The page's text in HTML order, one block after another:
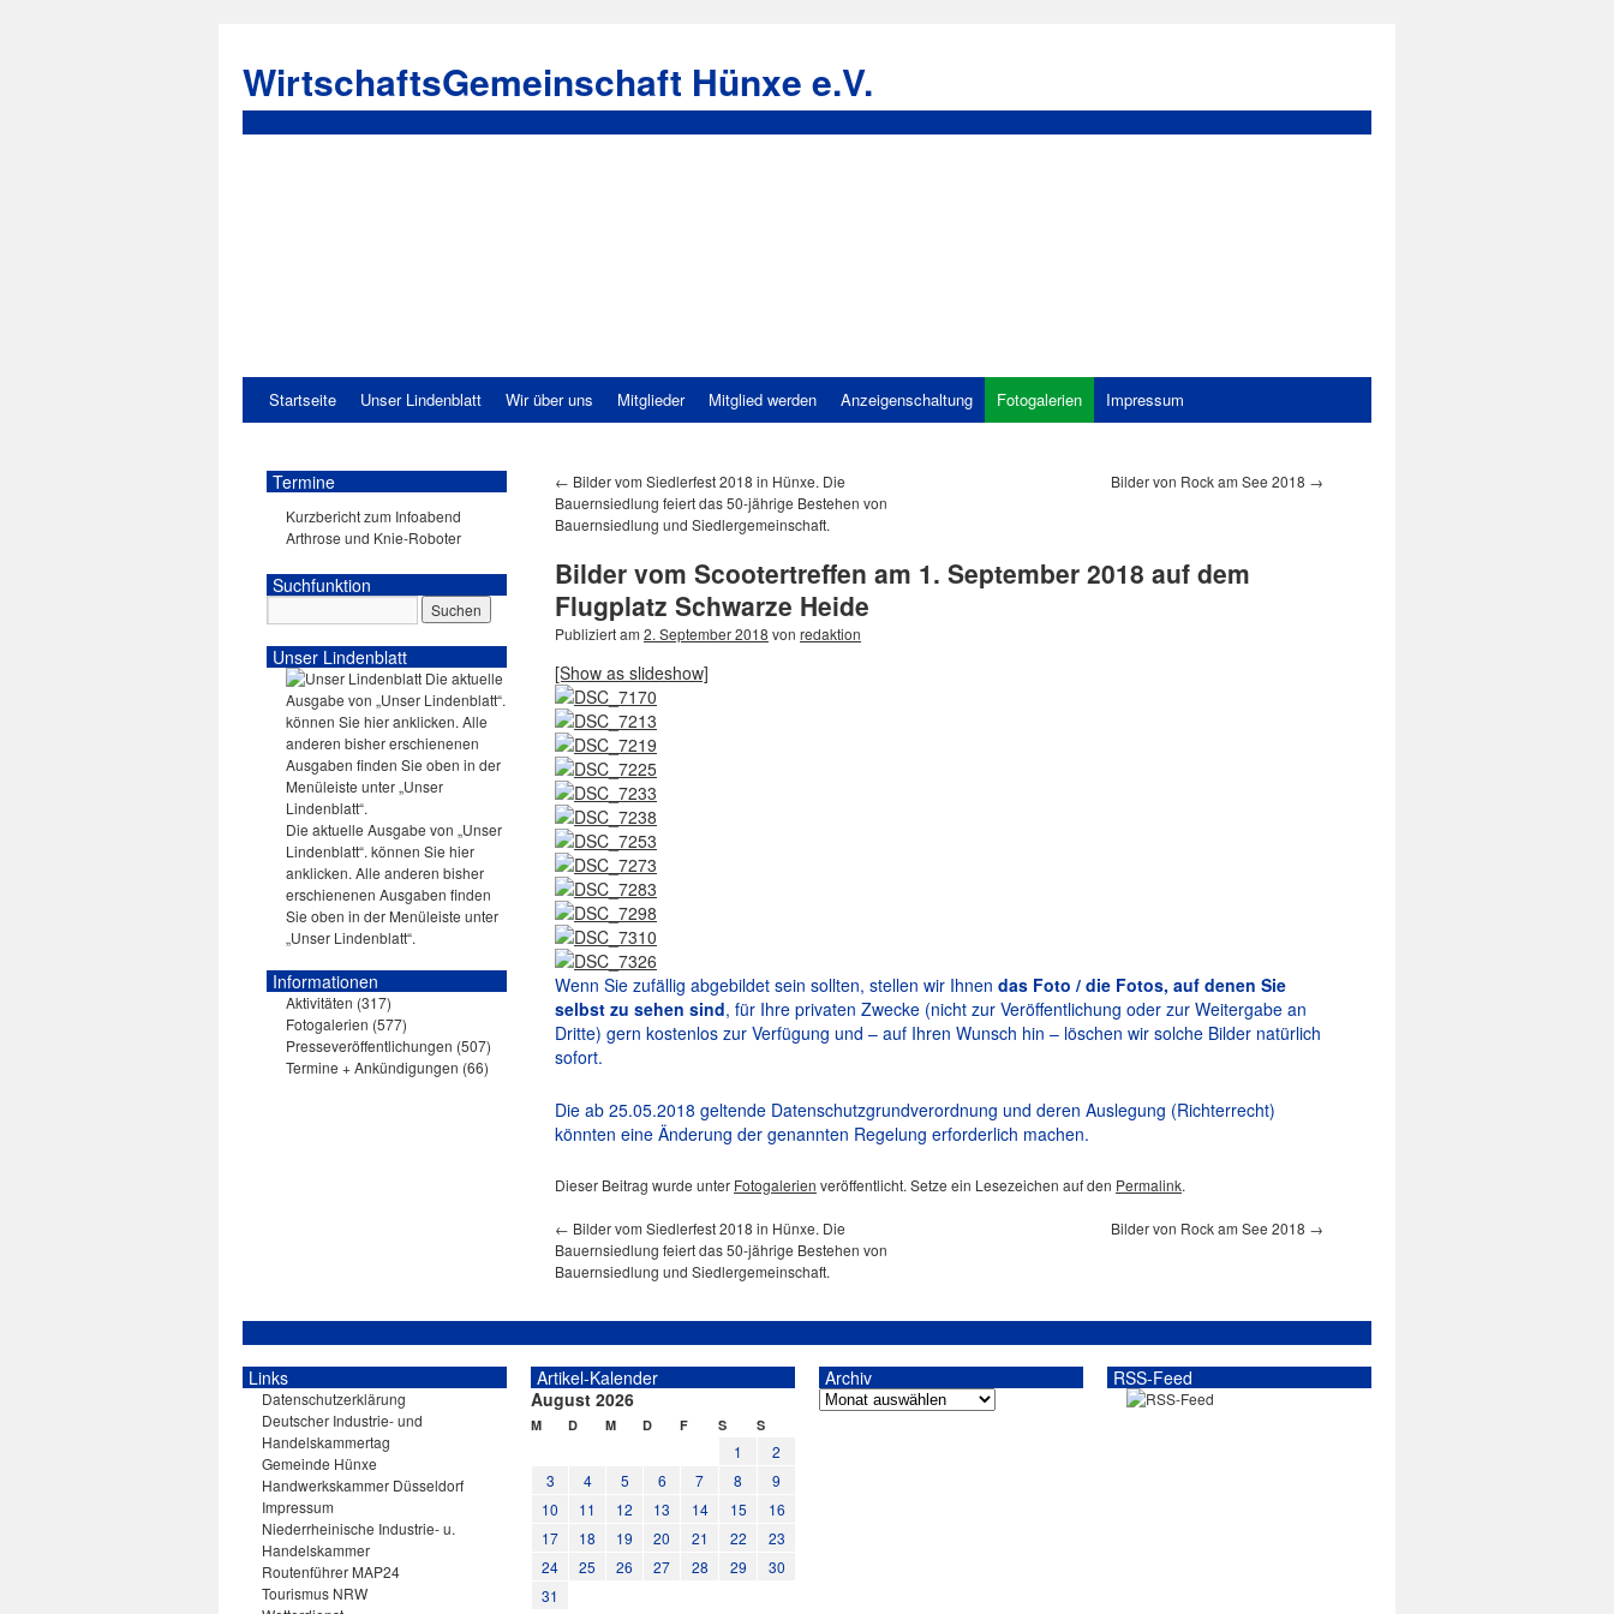
WirtschaftsGemeinschaft Hünxe e.V.
Startseite Unser Lindenblatt Wir über uns Mitglieder Mitglied werden Anzeigenschaltung Fotogalerien Impressum
← Bilder vom Siedlerfest 2018 in Hünxe. Die
Bauernsiedlung feiert das 50-jährige Bestehen von
Bauernsiedlung und Siedlergemeinschaft.
Bilder von Rock am See 2018 →
Bilder vom Scootertreffen am 1. September 2018 auf dem
Flugplatz Schwarze Heide
Publiziert am 2. September 2018 von redaktion
[Show as slideshow]
Wenn Sie zufällig abgebildet sein sollten, stellen wir Ihnen das Foto / die Fotos, auf denen Sie
selbst zu sehen sind, für Ihre privaten Zwecke (nicht zur Veröffentlichung oder zur Weitergabe an
Dritte) gern kostenlos zur Verfügung und – auf Ihren Wunsch hin – löschen wir solche Bilder natürlich
sofort.
Die ab 25.05.2018 geltende Datenschutzgrundverordnung und deren Auslegung (Richterrecht)
könnten eine Änderung der genannten Regelung erforderlich machen.
Dieser Beitrag wurde unter Fotogalerien veröffentlicht. Setze ein Lesezeichen auf den Permalink.
← Bilder vom Siedlerfest 2018 in Hünxe. Die
Bauernsiedlung feiert das 50-jährige Bestehen von
Bauernsiedlung und Siedlergemeinschaft.
Bilder von Rock am See 2018 →
Termine
Kurzbericht zum Infoabend
Arthrose und Knie-Roboter
Suchfunktion
Unser Lindenblatt
Die aktuelle Ausgabe von „Unser
Lindenblatt“. können Sie hier
anklicken. Alle anderen bisher
erschienenen Ausgaben finden
Sie oben in der Menüleiste unter
„Unser Lindenblatt“.
Informationen
Aktivitäten (317)
Fotogalerien (577)
Presseveröffentlichungen (507)
Termine + Ankündigungen (66)
Links
Datenschutzerklärung
Deutscher Industrie- und
Handelskammertag
Gemeinde Hünxe
Handwerkskammer Düsseldorf
Impressum
Niederrheinische Industrie- u.
Handelskammer
Routenführer MAP24
Tourismus NRW
Artikel-Kalender
August 2026
M D M D F S S
1
2
3
4 5 6 7 8
9
10
11 12 13 14 15
16
17
18 19 20 21 22
23
24
25 26 27 28 29
30
31
Archiv RSS-Feed